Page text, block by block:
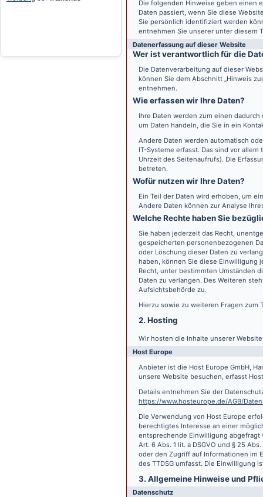
Die folgenden Hinweise geben einen
Daten passiert, wenn Sie diese
Sie persönlich identifiziert werden
entnehmen Sie unserer unter diesem
Datenerfassung auf dieser Website
Wer ist verantwortlich für die
Die Datenverarbeitung auf dieser
können Sie dem Abschnitt „Hinweis
entnehmen.
Wie erfassen wir Ihre Daten?
Ihre Daten werden zum einen
um Daten handeln, die Sie in ein
Andere Daten werden automatisch
IT-Systeme erfasst. Das sind vor
Uhrzeit des Seitenaufrufs). Die
betreten.
Wofür nutzen wir Ihre Daten?
Ein Teil der Daten wird erhoben, um
Andere Daten können zur Analyse
Welche Rechte haben Sie
Sie haben jederzeit das Recht,
gespeicherten personenbezogenen
oder Löschung dieser Daten zu
haben, können Sie diese Einwilligung
Recht, unter bestimmten Umständen
Daten zu verlangen. Des Weiteren
Aufsichtsbehörde zu.
Hierzu sowie zu weiteren Fragen zum
2. Hosting
Wir hosten die Inhalte unserer
Host Europe
Anbieter ist die Host Europe GmbH,
unsere Website besuchen, erfasst
Details entnehmen Sie der
https://www.hosteurope.de/AGB/
Die Verwendung von Host Europe
berechtigtes Interesse an einer
entsprechende Einwilligung abgefragt
Art. 6 Abs. 1 lit. a DSGVO und § 25
oder den Zugriff auf Informationen im
des TTDSG umfasst. Die Einwilligung
3. Allgemeine Hinweise und
Datenschutz